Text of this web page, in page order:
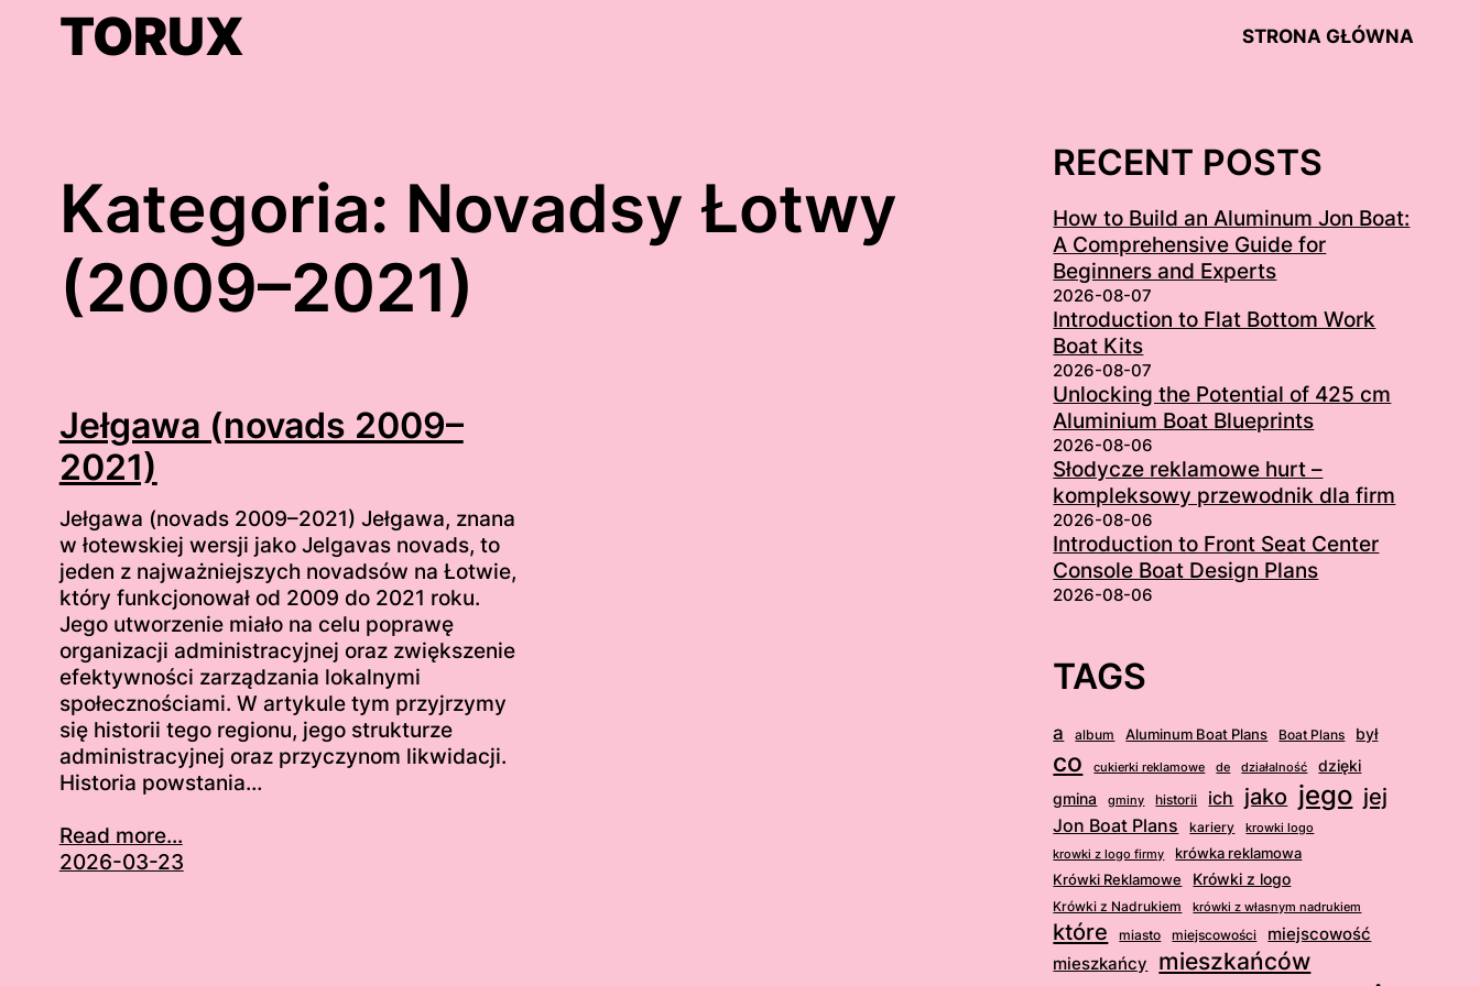
TORUX STRONA GŁÓWNA
Kategoria: Novadsy Łotwy
(2009–2021)
Jełgawa (novads 2009–
2021)
Jełgawa (novads 2009–2021) Jełgawa, znana
w łotewskiej wersji jako Jelgavas novads, to
jeden z najważniejszych novadsów na Łotwie,
który funkcjonował od 2009 do 2021 roku.
Jego utworzenie miało na celu poprawę
organizacji administracyjnej oraz zwiększenie
efektywności zarządzania lokalnymi
społecznościami. W artykule tym przyjrzymy
się historii tego regionu, jego strukturze
administracyjnej oraz przyczynom likwidacji.
Historia powstania…
Read more...
2026-03-23
RECENT POSTS
How to Build an Aluminum Jon Boat:
A Comprehensive Guide for
Beginners and Experts
2026-08-07
Introduction to Flat Bottom Work
Boat Kits
2026-08-07
Unlocking the Potential of 425 cm
Aluminium Boat Blueprints
2026-08-06
Słodycze reklamowe hurt –
kompleksowy przewodnik dla firm
2026-08-06
Introduction to Front Seat Center
Console Boat Design Plans
2026-08-06
TAGS
a album Aluminum Boat Plans Boat Plans był
co cukierki reklamowe de działalność
dzięki
gmina
gminy historii ich jako jego jej
Jon Boat Plans kariery
krowki logo
krowki z logo firmy
krówka reklamowa
Krówki Reklamowe Krówki z logo
Krówki z Nadrukiem krówki z własnym nadrukiem
które miasto miejscowości miejscowość
mieszkańcy mieszkańców